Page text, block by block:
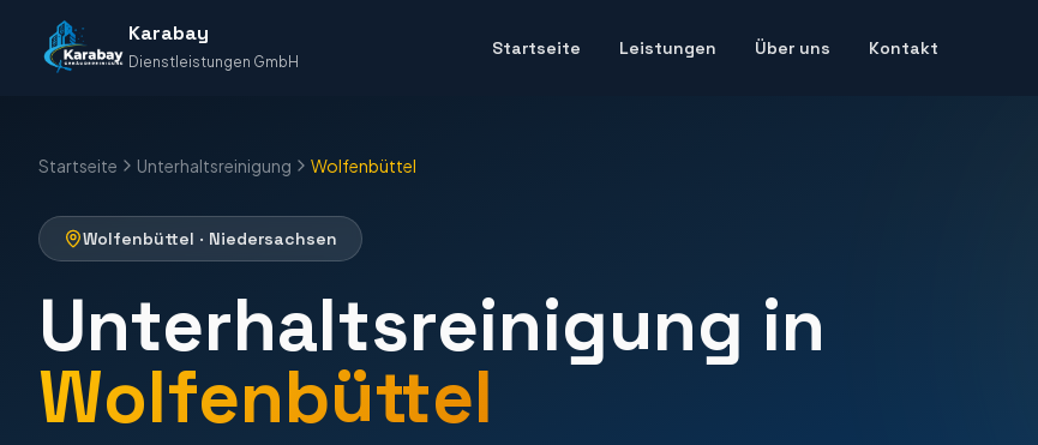
Karabay
Dienstleistungen GmbH
Startseite Leistungen Über uns Kontakt
Startseite Unterhaltsreinigung Wolfenbüttel
Wolfenbüttel · Niedersachsen
Unterhaltsreinigung in
Wolfenbüttel